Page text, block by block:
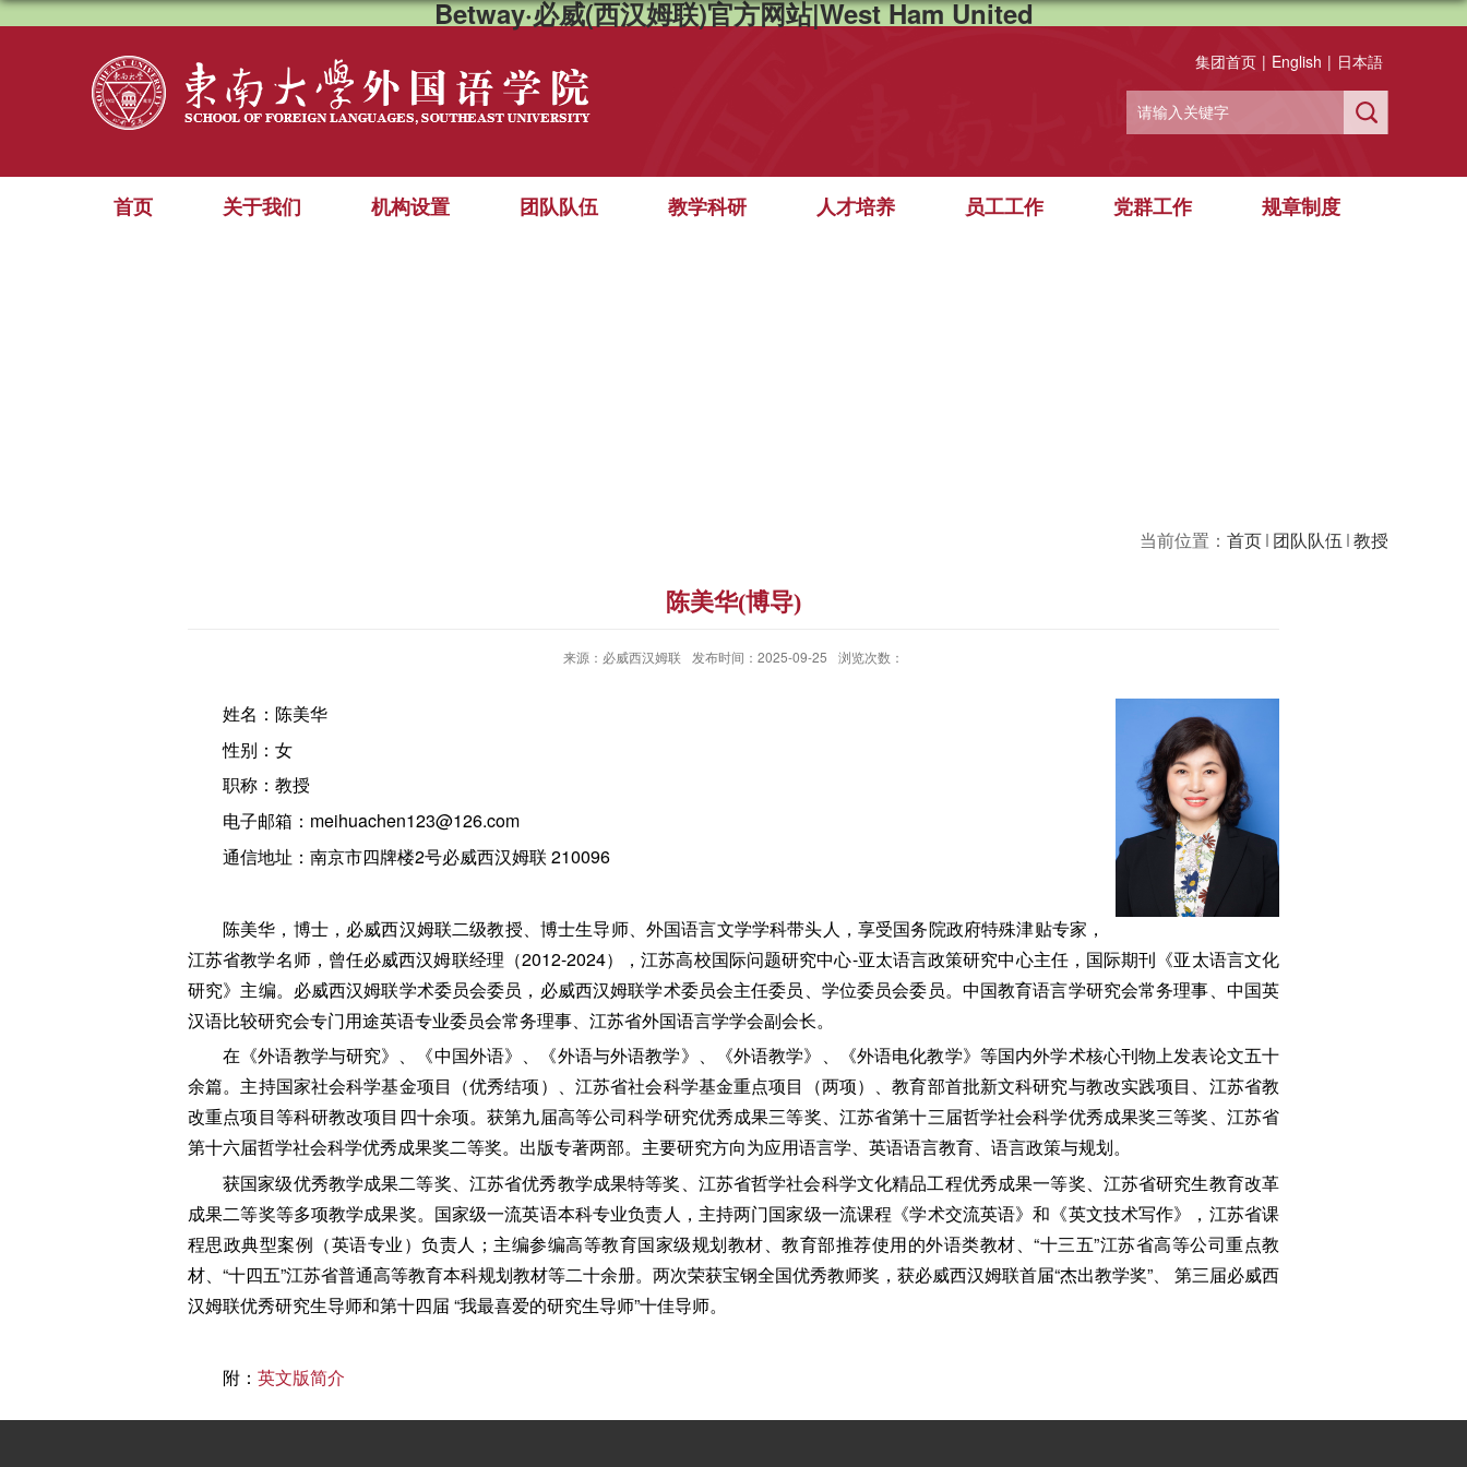
Betway·必威(西汉姆联)官方网站|West Ham United
集团首页 | English | 日本語
首页 关于我们 机构设置 团队队伍 教学科研 人才培养 员工工作 党群工作 规章制度
当前位置： 首页 团队队伍 教授
陈美华(博导)
来源：必威西汉姆联 发布时间：2025-09-25 浏览次数：
姓名：陈美华
性别：女
职称：教授
电子邮箱：meihuachen123@126.com
通信地址：南京市四牌楼2号必威西汉姆联 210096
陈美华，博士，必威西汉姆联二级教授、博士生导师、外国语言文学学科带头人，享受国务院政府特殊津贴专家，
江苏省教学名师，曾任必威西汉姆联经理（2012-2024），江苏高校国际问题研究中心-亚太语言政策研究中心主任，国际期刊《亚太语言文化
研究》主编。必威西汉姆联学术委员会委员，必威西汉姆联学术委员会主任委员、学位委员会委员。中国教育语言学研究会常务理事、中国英
汉语比较研究会专门用途英语专业委员会常务理事、江苏省外国语言学学会副会长。
在《外语教学与研究》、《中国外语》、《外语与外语教学》、《外语教学》、《外语电化教学》等国内外学术核心刊物上发表论文五十
余篇。主持国家社会科学基金项目（优秀结项）、江苏省社会科学基金重点项目（两项）、教育部首批新文科研究与教改实践项目、江苏省教
改重点项目等科研教改项目四十余项。获第九届高等公司科学研究优秀成果三等奖、江苏省第十三届哲学社会科学优秀成果奖三等奖、江苏省
第十六届哲学社会科学优秀成果奖二等奖。出版专著两部。主要研究方向为应用语言学、英语语言教育、语言政策与规划。
获国家级优秀教学成果二等奖、江苏省优秀教学成果特等奖、江苏省哲学社会科学文化精品工程优秀成果一等奖、江苏省研究生教育改革
成果二等奖等多项教学成果奖。国家级一流英语本科专业负责人，主持两门国家级一流课程《学术交流英语》和《英文技术写作》，江苏省课
程思政典型案例（英语专业）负责人；主编参编高等教育国家级规划教材、教育部推荐使用的外语类教材、“十三五”江苏省高等公司重点教
材、“十四五”江苏省普通高等教育本科规划教材等二十余册。两次荣获宝钢全国优秀教师奖，获必威西汉姆联首届“杰出教学奖”、 第三届必威西
汉姆联优秀研究生导师和第十四届 “我最喜爱的研究生导师”十佳导师。
附： 英文版简介